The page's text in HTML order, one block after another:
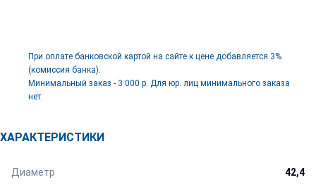
При оплате банковской картой на сайте к цене добавляется 3%
(комиссия банка).
Минимальный заказ - 3 000 р. Для юр. лиц минимального заказа
нет.
ХАРАКТЕРИСТИКИ
Диаметр 42,4